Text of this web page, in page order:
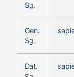
Sg.
Gen.
Sg.
Dat.